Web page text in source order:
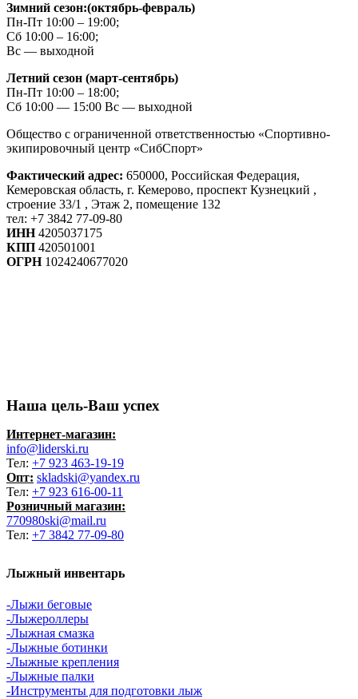
Зимний сезон:(октябрь-февраль)
Пн-Пт 10:00 – 19:00;
Сб 10:00 – 16:00;
Вс — выходной
Летний сезон (март-сентябрь)
Пн-Пт 10:00 – 18:00;
Сб 10:00 — 15:00 Вс — выходной
Общество с ограниченной ответственностью «Спортивно-
экипировочный центр «СибСпорт»
Фактический адрес: 650000, Российская Федерация,
Кемеровская область, г. Кемерово, проспект Кузнецкий ,
строение 33/1 , Этаж 2, помещение 132
тел: +7 3842 77-09-80
ИНН4205037175
КПП 420501001
ОГРН1024240677020
Наша цель-Ваш успех
Интернет-магазин:
info@liderski.ru
Тел: +7 923 463-19-19
Опт: skladski@yandex.ru
Тел: +7 923 616-00-11
Розничный магазин:
770980ski@mail.ru
Тел: +7 3842 77-09-80
Лыжный инвентарь
-Лыжи беговые
-Лыжероллеры
-Лыжная смазка
-Лыжные ботинки
-Лыжные крепления
-Лыжные палки
-Инструменты для подготовки лыж